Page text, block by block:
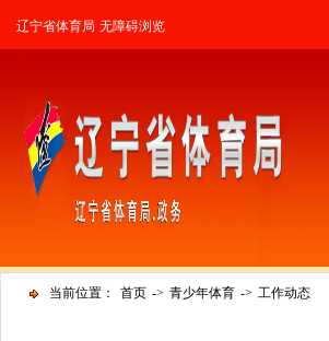
辽宁省人民政府
辽宁省体育局 无障碍浏览
当前位置： 首页 -> 青少年体育 -> 工作动态